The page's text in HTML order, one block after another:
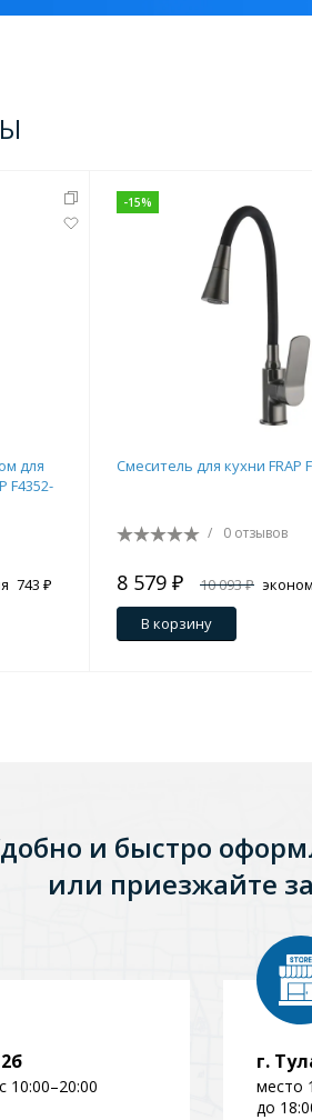
для
F4352-
743 ₽
-15%
Смеситель для кухни FRAP
/ 0 отзывов
8 579 ₽ 10 093 ₽
В корзину
и быстро
или приезжайте
10:00–20:00
г.
место
до